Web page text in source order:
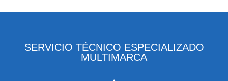
SERVICIO TÉCNICO ESPECIALIZADO
MULTIMARCA